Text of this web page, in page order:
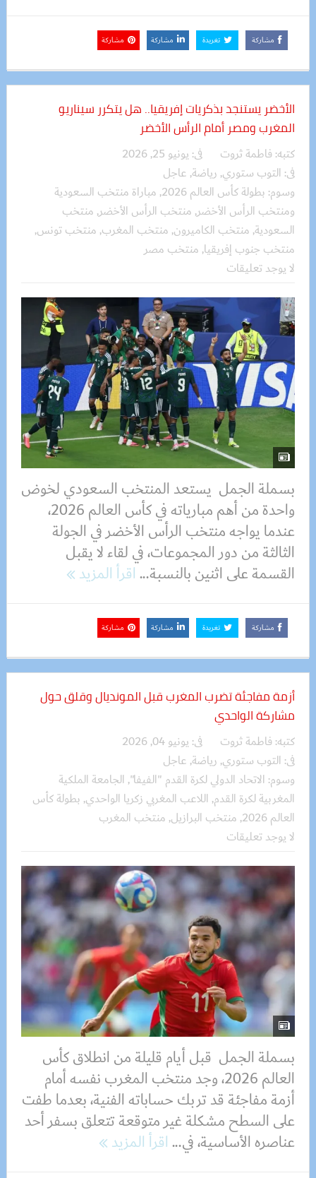
مشاركة تغريدة مشاركة مشاركة
الأخضر يستنجد بذكريات إفريقيا.. هل يتكرر سيناريو
المغرب ومصر أمام الرأس الأخضر
كتبه: فاطمة ثروت فى: يونيو 25, 2026
فى: التوب ستوري, رياضة, عاجل
وسوم: بطولة كأس العالم 2026 , مباراة منتخب السعودية
ومنتخب الرأس الأخضر, منتخب الرأس الأخضر, منتخب
السعودية, منتخب الكاميرون, منتخب المغرب, منتخب تونس,
منتخب جنوب إفريقيا, منتخب مصر
لا يوجد تعليقات
بسملة الجمل يستعد المنتخب السعودي لخوض
واحدة من أهم مبارياته في كأس العالم 2026،
عندما يواجه منتخب الرأس الأخضر في الجولة
الثالثة من دور المجموعات، في لقاء لا يقبل
القسمة على اثنين بالنسبة...اقرأ المزيد
مشاركة تغريدة مشاركة مشاركة
أزمة مفاجئة تضرب المغرب قبل المونديال وقلق حول
مشاركة الواحدي
كتبه: فاطمة ثروت فى: يونيو 04, 2026
فى: التوب ستوري, رياضة, عاجل
وسوم: الاتحاد الدولي لكرة القدم "الفيفا", الجامعة الملكية
المغربية لكرة القدم, اللاعب المغربي زكريا الواحدي, بطولة كأس
العالم 2026
, منتخب البرازيل, منتخب المغرب
لا يوجد تعليقات
بسملة الجمل قبل أيام قليلة من انطلاق كأس
العالم 2026، وجد منتخب المغرب نفسه أمام
أزمة مفاجئة قد تربك حساباته الفنية، بعدما طفت
على السطح مشكلة غير متوقعة تتعلق بسفر أحد
عناصره الأساسية، في...اقرأ المزيد